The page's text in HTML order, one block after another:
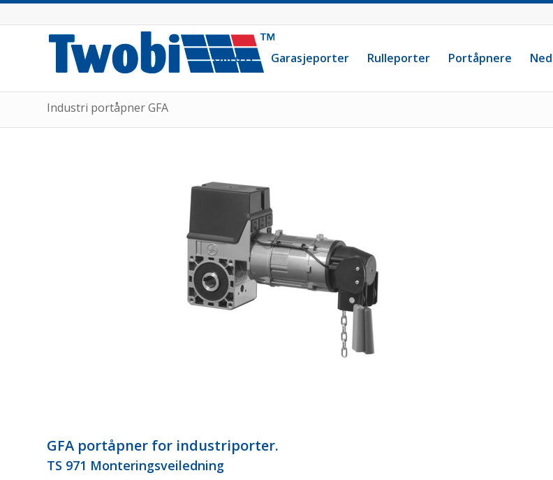
Om oss Garasjeporter Rulleporter Portåpnere
Industri portåpner GFA
GFA portåpner for industriporter.
TS 971 Monteringsveiledning